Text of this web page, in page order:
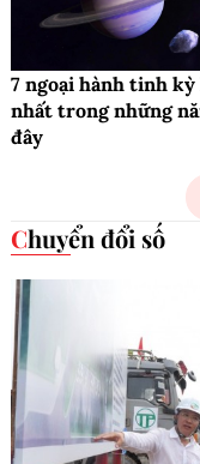
7 ngoại hành tinh kỳ
nhất trong những
đây
Chuyển đổi số